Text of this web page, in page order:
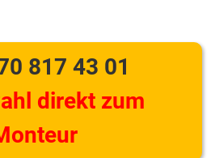
817 43 01
direkt zum